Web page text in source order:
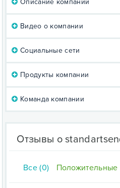
Описание компании
Видео о компании
Социальные сети
Продукты компании
Команда компании
Отзывы о
Все (0) Положительные